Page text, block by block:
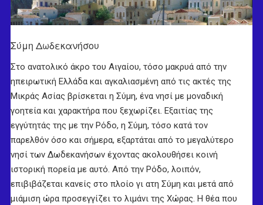
Σύμη Δωδεκανήσου
Στο ανατολικό άκρο του Αιγαίου, τόσο μακρυά από την
ηπειρωτική Ελλάδα και αγκαλιασμένη από τις ακτές της
Μικράς Ασίας βρίσκεται η Σύμη, ένα νησί με μοναδική
γοητεία και χαρακτήρα που ξεχωρίζει. Εξαιτίας της
εγγύτητάς της με την Ρόδο, η Σύμη, τόσο κατά τον
παρελθόν όσο και σήμερα, εξαρτάται από το μεγαλύτερο
νησί των Δωδεκανήσων έχοντας ακολουθήσει κοινή
ιστορική πορεία με αυτό. Από την Ρόδο, λοιπόν,
επιβιβάζεται κανείς στο πλοίο γι ατη Σύμη και μετά από
μιάμιση ώρα προσεγγίζει το λιμάνι της Χώρας. Η θέα που